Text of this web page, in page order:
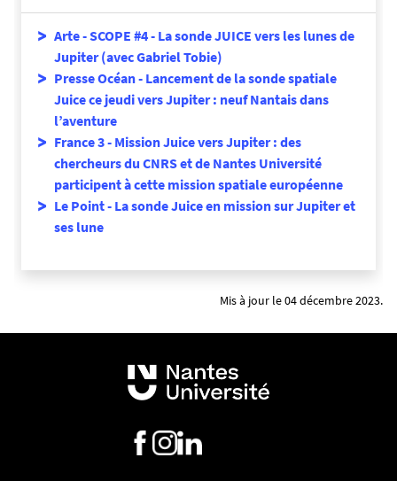
Arte - SCOPE #4 - La sonde JUICE vers les lunes de
Jupiter (avec Gabriel Tobie)
Presse Océan - Lancement de la sonde spatiale
Juice ce jeudi vers Jupiter : neuf Nantais dans
l’aventure
France 3 - Mission Juice vers Jupiter : des
chercheurs du CNRS et de Nantes Université
participent à cette mission spatiale européenne
Le Point - La sonde Juice en mission sur Jupiter et
ses lune
Mis à jour le 04 décembre 2023.